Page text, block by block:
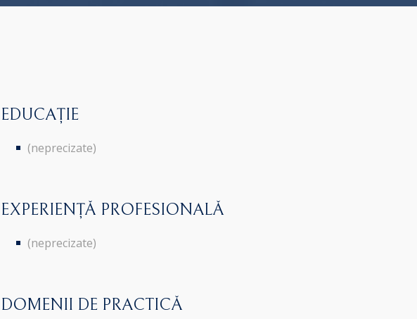
EDUCAȚIE
(neprecizate)
EXPERIENȚĂ PROFESIONALĂ
(neprecizate)
DOMENII DE PRACTICĂ